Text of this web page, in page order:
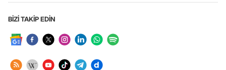
BİZİ TAKİP EDİN